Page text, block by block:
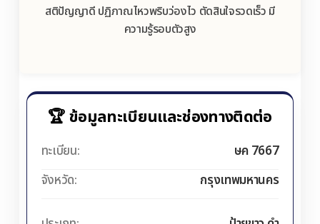
สติปัญญาดี ปฏิภาณไหวพริบว่องไว ตัดสินใจรวดเร็ว มี
ความรู้รอบตัวสูง
🏆 ข้อมูลทะเบียนและช่องทางติดต่อ
ทะเบียน:
ษค 7667
จังหวัด:
กรุงเทพมหานคร